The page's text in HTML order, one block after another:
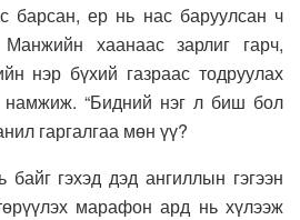
барсан, ер нь нас баруулсан ч
хаанаас зарлиг гарч,
нэр бүхий газраас тодруулах
намжиж. “Бидний нэг л биш бол
гаргалгаа мөн үү?
гэхэд дэд ангиллын гэгээн
марафон ард нь хүлээж